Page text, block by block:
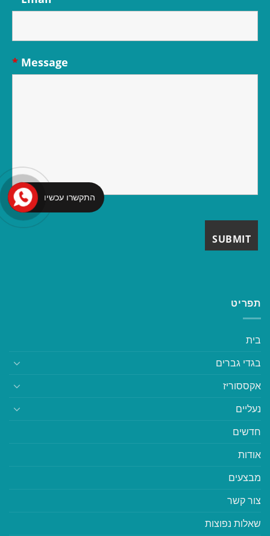
Message
*
תפריט
בית
בגדי גברים
אקססוריז
נעליים
חדשים
אודות
מבצעים
צור קשר
שאלות נפוצות
התקשרו עכשיו